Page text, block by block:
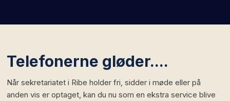
Telefonerne gløder....
Når sekretariatet i Ribe holder fri, sidder i møde eller på
anden vis er optaget, kan du nu som en ekstra service blive